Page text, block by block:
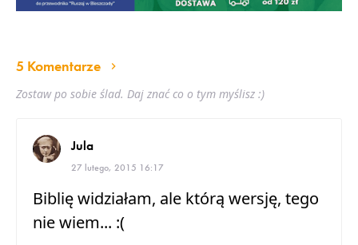
5 Komentarze
Zostaw po sobie ślad. Daj znać co o tym myślisz :)
Jula
27 lutego, 2015 16:17
Biblię widziałam, ale którą wersję, tego
nie wiem... :(